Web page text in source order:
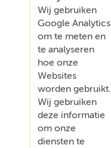
Wij gebruiken
Google Analytics
om te meten en
te analyseren
hoe onze
Websites
worden gebruikt.
Wij gebruiken
deze informatie
om onze
diensten te